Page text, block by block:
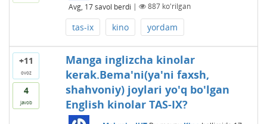
Avg, 17 savol berdi | 887ko'rilgan
tas-ix kino yordam
+11
ovoz
4
javob
Manga inglizcha kinolar
kerak.Bema'ni(ya'ni faxsh,
shahvoniy) joylari yo'q bo'lgan
English kinolar TAS-IX?